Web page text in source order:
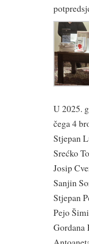
U 2025.
čega 4
Stjepan
Srećko
Josip
Sanjin
Stjepan
Pejo
Gordana